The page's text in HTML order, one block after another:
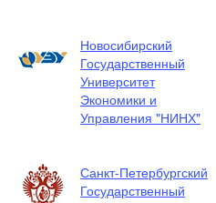
Новосибирский
Государственный
Университет
Экономики и
Управления "НИНХ"
Санкт-Петербургский
Государственный